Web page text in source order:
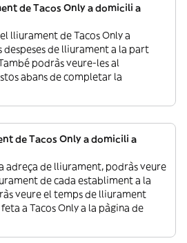
de Tacos Only a domicili a
lliurament de Tacos Only a
despeses de lliurament a la part
podràs veure-les al
abans de completar la
de Tacos Only a domicili a
adreça de lliurament, podràs veure
de cada establiment a la
veure el temps de lliurament
a Tacos Only a la pàgina de